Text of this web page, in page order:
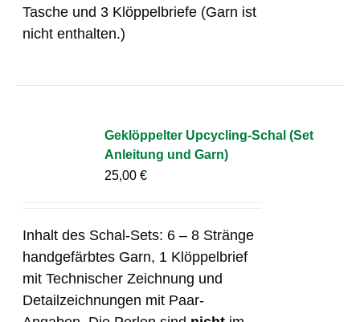
Tasche und 3 Klöppelbriefe (Garn ist
nicht enthalten.)
Geklöppelter Upcycling-Schal (Set
Anleitung und Garn)
25,00€
Inhalt des Schal-Sets: 6 – 8 Stränge
handgefärbtes Garn, 1 Klöppelbrief
mit Technischer Zeichnung und
Detailzeichnungen mit Paar-